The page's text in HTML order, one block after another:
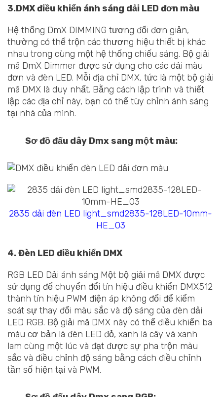
3.DMX điều khiển ánh sáng dải LED đơn màu
Hệ thống DmX DIMMING tương đối đơn giản,
thường có thể trộn các thương hiệu thiết bị khác
nhau trong cùng một hệ thống chiếu sáng. Bộ giải
mã DmX Dimmer được sử dụng cho các dải màu
đơn và đèn LED. Mỗi địa chỉ DMX, tức là một bộ giải
mã DMX là duy nhất. Bằng cách lập trình và thiết
lập các địa chỉ này, bạn có thể tùy chỉnh ánh sáng
tại nhà của mình.
Sơ đồ đấu dây Dmx sang một màu:
2835 dải đèn LED light_smd2835-128LED-10mm-
HE_03
4. Đèn LED điều khiển DMX
RGB LED Dải ánh sáng Một bộ giải mã DMX được
sử dụng để chuyển đổi tín hiệu điều khiển DMX512
thành tín hiệu PWM điện áp không đổi để kiểm
soát sự thay đổi màu sắc và độ sáng của đèn dải
LED RGB. Bộ giải mã DMX này có thể điều khiển ba
màu cơ bản là đèn LED đỏ, xanh lá cây và xanh
lam cùng một lúc và đạt được sự pha trộn màu
sắc và điều chỉnh độ sáng bằng cách điều chỉnh
tần số hiện tại và PWM.